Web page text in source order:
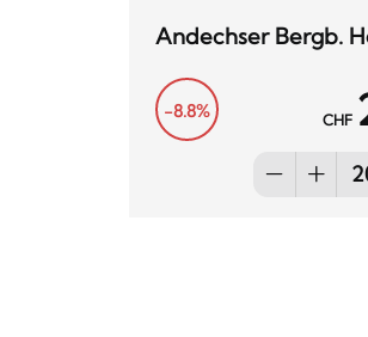
Andechser Bergb.
-8.8% CHF